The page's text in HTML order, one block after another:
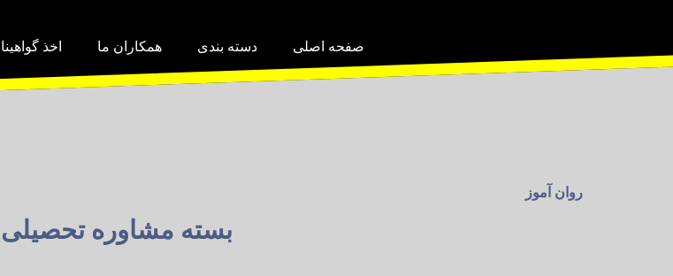
صفحه اصلی دسته بندی همکاران ما اخذ
روان آموز
بسته مشاوره تحصیلی ۴ ماهه